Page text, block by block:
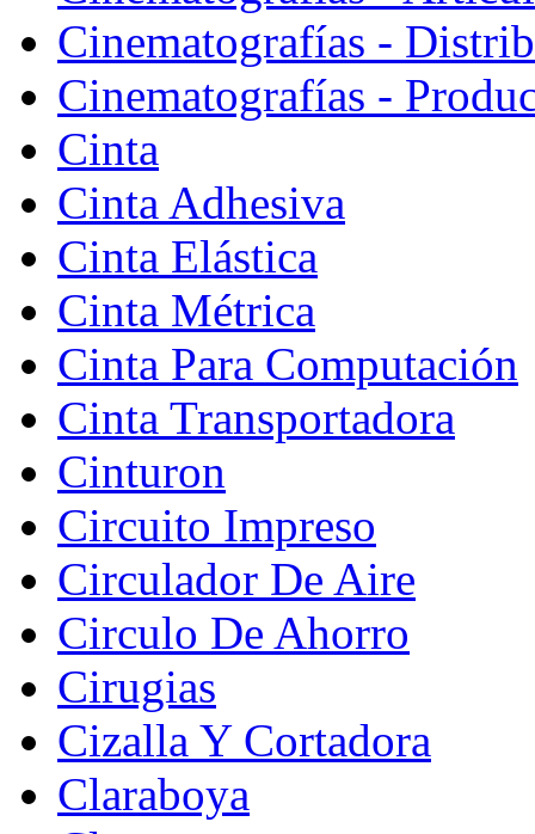
Cinematografías -
Cinematografías -
Cinta
Cinta Adhesiva
Cinta Elástica
Cinta Métrica
Cinta Para Computación
Cinta Transportadora
Cinturon
Circuito Impreso
Circulador De Aire
Circulo De Ahorro
Cirugias
Cizalla Y Cortadora
Claraboya